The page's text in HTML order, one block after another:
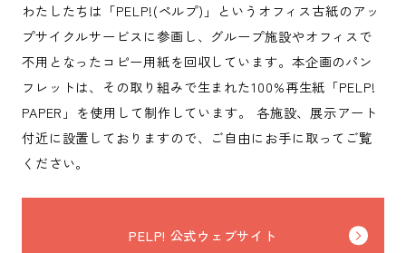
わたしたちは「PELP!(ペルプ)」というオフィス古紙のアッ
プサイクルサービスに参画し、グループ施設やオフィスで
不用となったコピー用紙を回収しています。本企画のパン
フレットは、その取り組みで生まれた100%再生紙「PELP!
PAPER」を使用して制作しています。 各施設、展示アート
付近に設置しておりますので、ご自由にお手に取ってご覧
ください。
PELP! 公式ウェブサイト